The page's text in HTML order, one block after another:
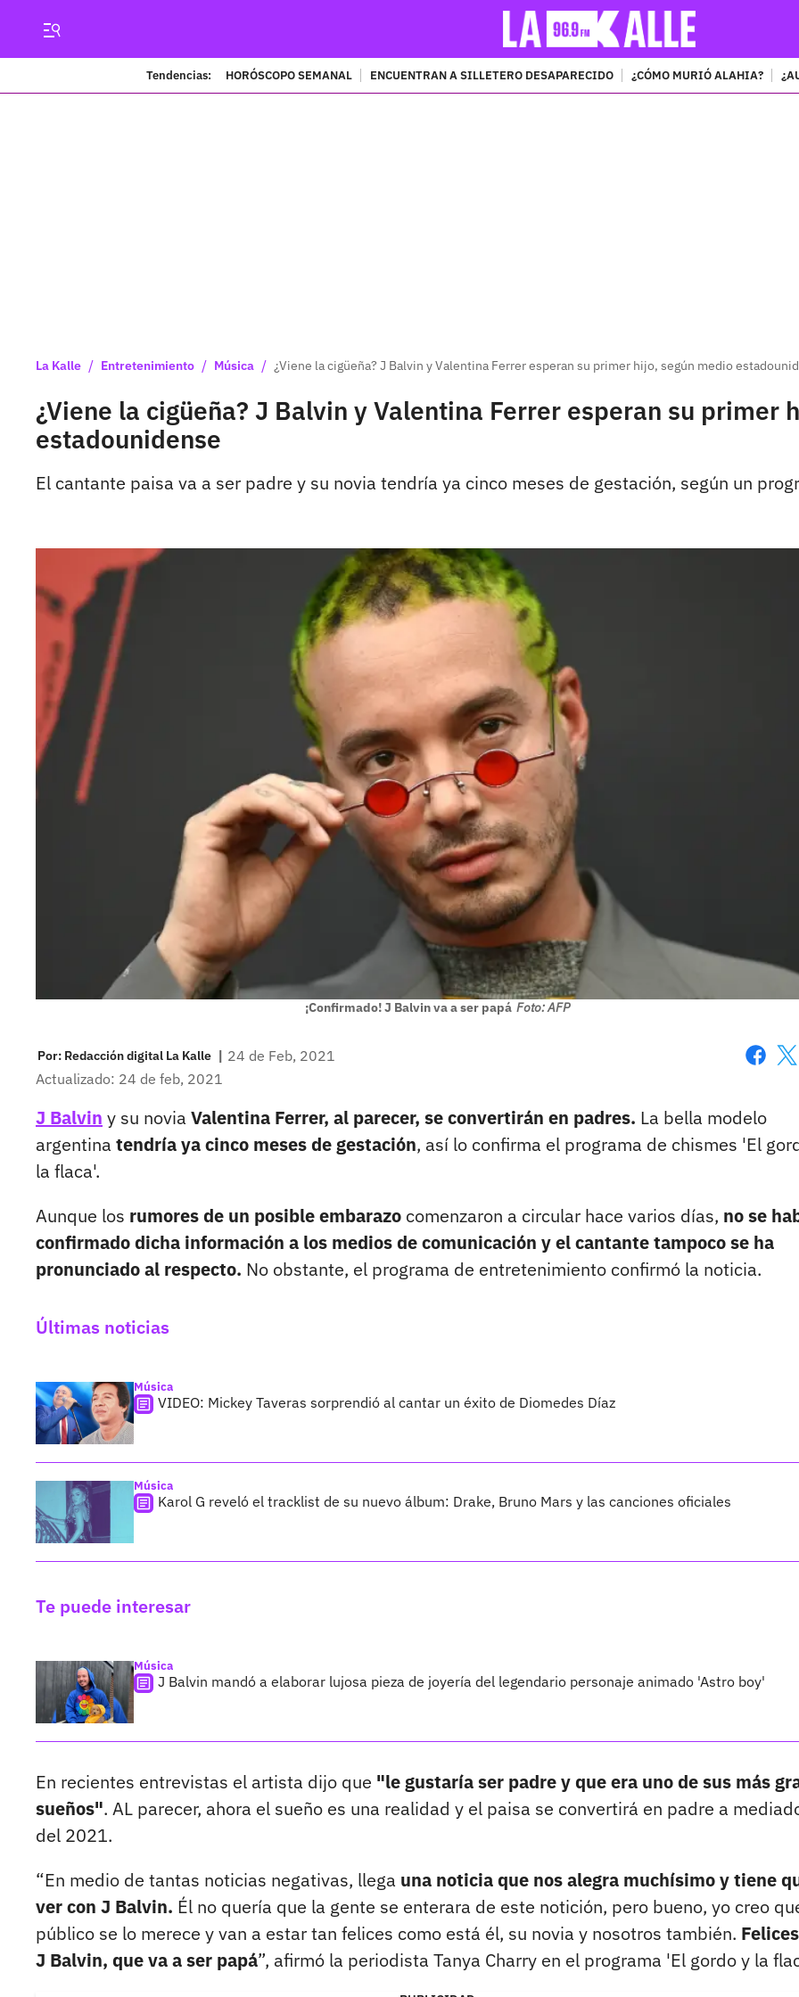
Tendencias: HORÓSCOPO SEMANAL ENCUENTRAN A SILLETERO DESAPARECIDO ¿CÓMO MURIÓ ALAHIA?
La Kalle / Entretenimiento / Música / ¿Viene la cigüeña? J Balvin y Valentina Ferrer esperan su primer hijo, según medio
¿Viene la cigüeña? J Balvin y Valentina Ferrer esperan su primer
estadounidense
El cantante paisa va a ser padre y su novia tendría ya cinco meses de gestación, según un
¡Confirmado! J Balvin va a ser papá Foto: AFP
Por: Redacción digital La Kalle | 24 de Feb, 2021
Actualizado: 24 de feb, 2021
J Balvin y su novia Valentina Ferrer, al parecer, se convertirán en padres. La bella modelo
argentina tendría ya cinco meses de gestación, así lo confirma el programa de chismes 'El
la flaca'.
Aunque los rumores de un posible embarazo comenzaron a circular hace varios días, no se
confirmado dicha información a los medios de comunicación y el cantante tampoco se ha
pronunciado al respecto. No obstante, el programa de entretenimiento confirmó la noticia.
Últimas noticias
Música
VIDEO: Mickey Taveras sorprendió al cantar un éxito de Diomedes Díaz
Música
Karol G reveló el tracklist de su nuevo álbum: Drake, Bruno Mars y las canciones oficiales
Te puede interesar
Música
J Balvin mandó a elaborar lujosa pieza de joyería del legendario personaje animado 'Astro boy'
En recientes entrevistas el artista dijo que "le gustaría ser padre y que era uno de sus más
sueños". AL parecer, ahora el sueño es una realidad y el paisa se convertirá en padre a
del 2021.
“En medio de tantas noticias negativas, llega una noticia que nos alegra muchísimo y tiene
ver con J Balvin. Él no quería que la gente se enterara de este notición, pero bueno, yo creo
público se lo merece y van a estar tan felices como está él, su novia y nosotros también.
J Balvin, que va a ser papá”, afirmó la periodista Tanya Charry en el programa 'El gordo y la